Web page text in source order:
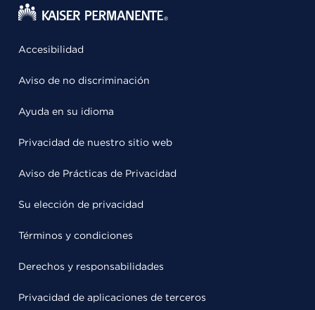
Accesibilidad
Aviso de no discriminación
Ayuda en su idioma
Privacidad de nuestro sitio web
Aviso de Prácticas de Privacidad
Su elección de privacidad
Términos y condiciones
Derechos y responsabilidades
Privacidad de aplicaciones de terceros